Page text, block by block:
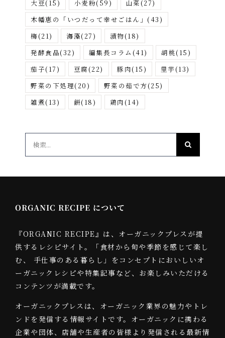
大豆(15) 小麦粉(59) 山菜(27)
木幡恵の「いつだって幸せごはん」 (43)
梅(21) 海藻(27) 漬物(18)
発酵食品(32) 編集長コラム (41) 胡桃(15)
茄子(17) 豆腐(22) 豚肉(15) 里芋(13)
野菜の下処理(20) 野菜の茹で方(25)
雑煮(13) 餅(18) 鶏肉(14)
ORGANIC RECIPE について
『ORGANIC RECIPE』は、オーガニックプレスが提
供するレシピサイト。「食材から旬や季節を感じて楽し
む、 手仕事のある暮らし」をコンセプトにおいしいオ
ーガニックレシピや特集記事など、お楽しみいただける
コンテンツが満載です。
オーガニックプレスは、オーガニック業界の魅力やトレ
ンドを発信する情報サイトです。オーガニックに携わる
企業や団体、店舗や生産者の皆様より発信される最新情